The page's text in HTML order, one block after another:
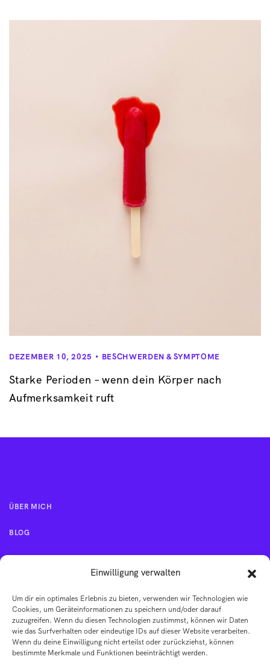
Einwilligung verwalten
Um dir ein optimales Erlebnis zu bieten, verwenden wir Technologien wie
Cookies, um Geräteinformationen zu speichern und/oder darauf
zuzugreifen. Wenn du diesen Technologien zustimmst, können wir Daten
wie das Surfverhalten oder eindeutige IDs auf dieser Website verarbeiten.
Wenn du deine Einwilligung nicht erteilst oder zurückziehst, können
bestimmte Merkmale und Funktionen beeinträchtigt werden.
DEZEMBER 10, 2025 BESCHWERDEN & SYMPTOME
Starke Perioden – wenn dein Körper nach
Aufmerksamkeit ruft
ÜBER MICH
BLOG
IMPRESSUM
AGB
DATENSCHUTZERKLÄRUNG